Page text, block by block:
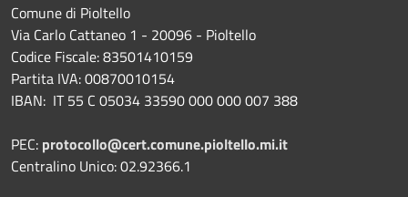
Comune di Pioltello
Via Carlo Cattaneo 1 - 20096 - Pioltello
Codice Fiscale: 83501410159
Partita IVA: 00870010154
IBAN: IT 55 C 05034 33590 000 000 007 388
PEC: protocollo@cert.comune.pioltello.mi.it
Centralino Unico: 02.92366.1